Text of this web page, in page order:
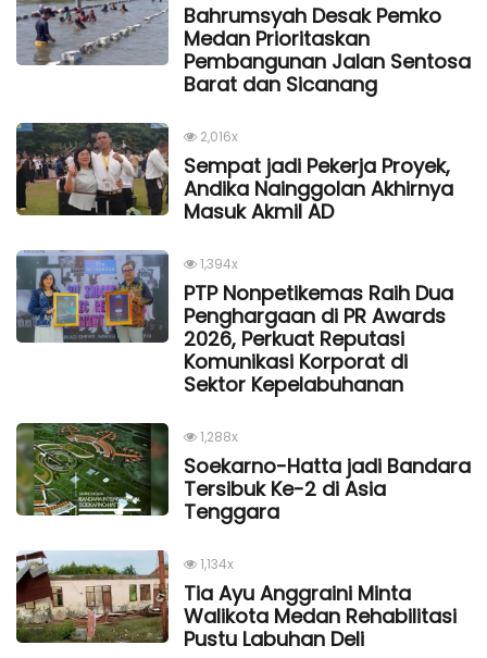
Bahrumsyah Desak Pemko
Medan Prioritaskan
Pembangunan Jalan Sentosa
Barat dan Sicanang
2,016x
Sempat jadi Pekerja Proyek,
Andika Nainggolan Akhirnya
Masuk Akmil AD
1,394x
PTP Nonpetikemas Raih Dua
Penghargaan di PR Awards
2026, Perkuat Reputasi
Komunikasi Korporat di
Sektor Kepelabuhanan
1,288x
Soekarno-Hatta jadi Bandara
Tersibuk Ke-2 di Asia
Tenggara
1,134x
Tia Ayu Anggraini Minta
Walikota Medan Rehabilitasi
Pustu Labuhan Deli